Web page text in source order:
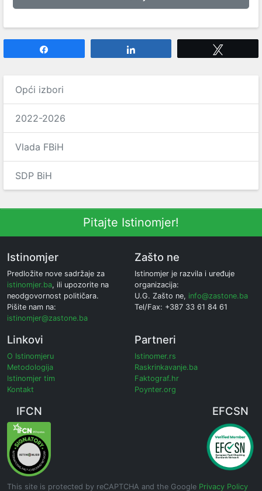
Opći izbori
2022-2026
Vlada FBiH
SDP BiH
Pitajte Istinomjer!
Istinomjer
Predložite nove sadržaje za
istinomjer.ba, ili upozorite na
neodgovornost političara.
Pišite nam na:
istinomjer@zastone.ba
Zašto ne
Istinomjer je razvila i uređuje
organizacija:
U.G. Zašto ne, info@zastone.ba
Tel/Fax: +387 33 61 84 61
Linkovi
O Istinomjeru
Metodologija
Istinomjer tim
Kontakt
Partneri
Istinomer.rs
Raskrinkavanje.ba
Faktograf.hr
Poynter.org
IFCN EFCSN
This site is protected by reCAPTCHA and the Google Privacy Policy